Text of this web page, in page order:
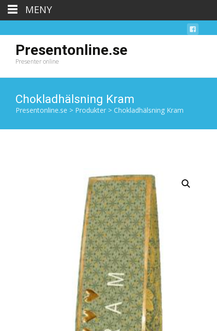
Presentonline.se
Presenter online
Chokladhälsning Kram
Presentonline.se > Produkter > Chokladhälsning Kram
MENY